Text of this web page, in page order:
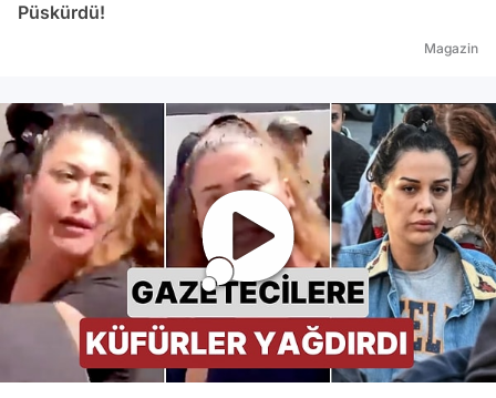
Püskürdü!
Magazin